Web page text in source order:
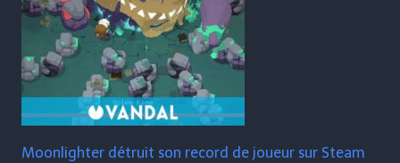
Moonlighter détruit son record de joueur sur Steam